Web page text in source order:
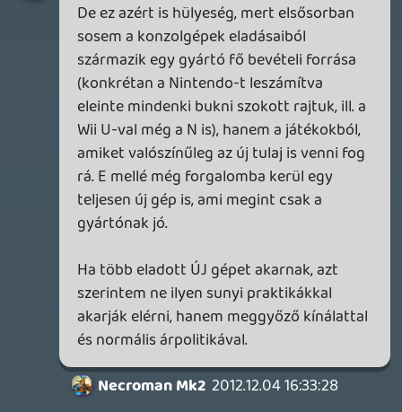
rehynn4 2012.12.04 12:34:42 #0blm6
Általában szokott is működni? Akkor
mutass kérlek mindannyiunk okulására
egy audio-only élő hardvertesztet, amit
etalonnak tartasz a maga műfajában. Mert
a Wii U-ról az ilyesmi idén élő
videóstreamben ment a GT-nél és a Giant
Bombnál is pl., máshol pedig írásos
összefoglalóként jelent meg.
Lavitz
2012.12.04 12:24:24
#0blm5
nem videos, csak ahhoz tudni kell leírni
magyarázni a dolgokat, hogy valaki
elmondja pontosan mi is történik. Ez
általában szokott is működni. Én azt
hittem olyan lesz legalábbis az előző
podcastban arról volt szó hogy live teszt
lesz. Erre kaptunk egy több óra utáni